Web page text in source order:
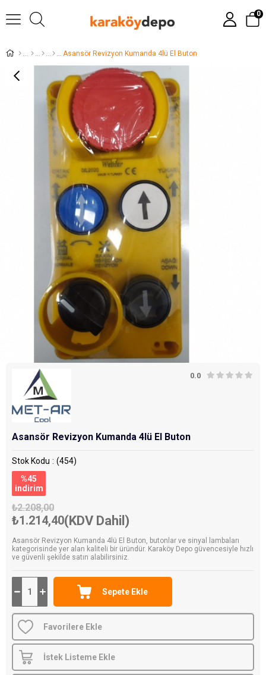
0
Asansör Revizyon Kumanda 4lü El Buton
0.0
Asansör Revizyon Kumanda 4lü El Buton
Stok Kodu
(454)
%45
i̇ndirim
₺2.208,00
₺1.214,40(KDV Dahil)
Asansör Revizyon Kumanda 4lü El Buton, butonlar ve sinyal lambaları
kategorisinde yer alan kaliteli bir üründür. Karaköy Depo güvencesiyle hızlı
ve güvenli şekilde satın alabilirsiniz.
Favorilere Ekle
İstek Listeme Ekle